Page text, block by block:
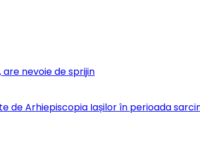
nevoie de sprijin
de Arhiepiscopia Iașilor în perioada